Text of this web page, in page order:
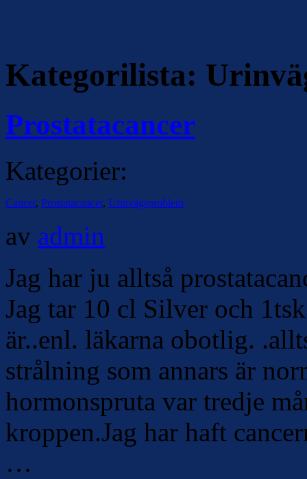
Kategorilista:
Prostatacancer
Kategorier:
Cancer, Prostatacancer, Urinvägsproblem
av admin
Jag har ju alltså
Jag tar 10 cl Silver och
är..enl. läkarna obotlig.
strålning som annars är
hormonspruta var tredje
kroppen.Jag har haft
…